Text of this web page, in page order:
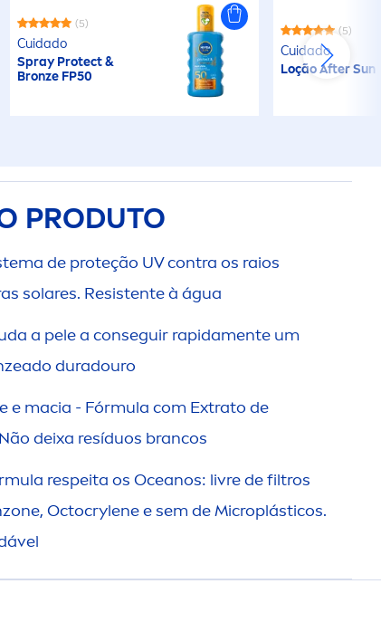
(5)
Cuidado
SprayProtect&
Bronze FP50
(5)
Cuidado
Loção AfterSun
PRODUTO
de proteção UV contra os raios
solares. Resistente à água
a pele a conseguir rapidamente um
ado duradouro
e macia - Fórmula com Extrato de
deixa resíduos brancos
respeita os Oceanos: livre de filtros
Octocrylene e sem de Microplásticos.